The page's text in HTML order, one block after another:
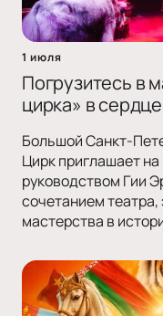
1 июля
Погрузитесь в
цирка» в
Большой Санкт-
Цирк приглашает
руководством Гии
сочетанием
мастерства в